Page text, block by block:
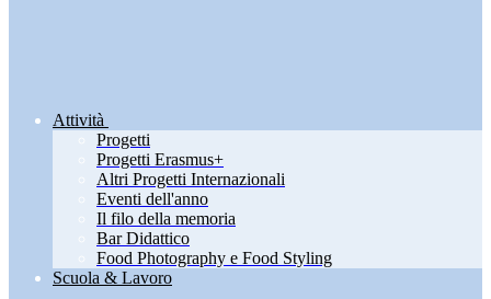
Attività
Progetti
Progetti Erasmus+
Altri Progetti Internazionali
Eventi dell'anno
Il filo della memoria
Bar Didattico
Food Photography e Food Styling
Scuola & Lavoro